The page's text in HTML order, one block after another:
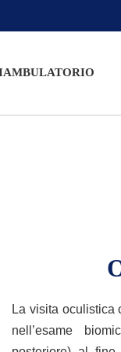
La visita oculistica
nell’esame